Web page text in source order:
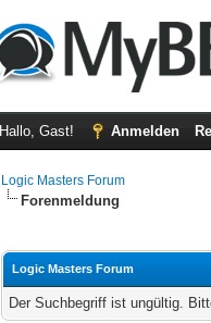
Hallo, Gast! Anmelden
Logic Masters Forum
Forenmeldung
Logic Masters Forum
Der Suchbegriff ist ungültig.